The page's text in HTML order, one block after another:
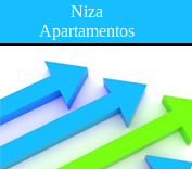
Niza
Apartamentos